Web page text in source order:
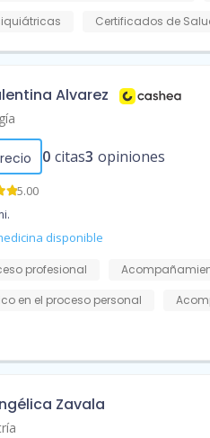
Certificados de
Alvarez
0 citas3 opiniones
5.00
disponible
profesional
en el proceso personal
Zavala